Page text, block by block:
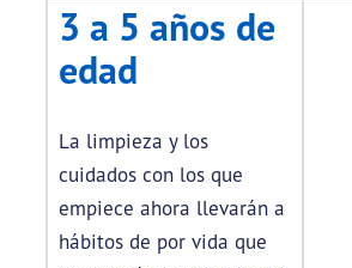
3 a 5 años de
edad
La limpieza y los
cuidados con los que
empiece ahora llevarán a
hábitos de por vida que